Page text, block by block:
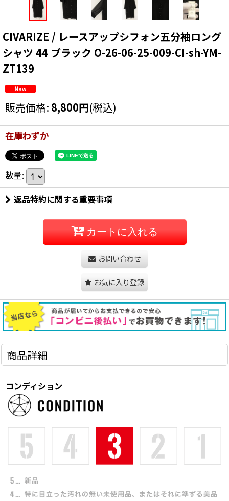
CIVARIZE / レースアップシフォン五分袖ロング
シャツ 44 ブラック O-26-06-25-009-CI-sh-YM-
ZT139
販売価格: 8,800円(税込)
在庫わずか
数量:
返品特約に関する重要事項
カートに入れる
お問い合わせ
お気に入り登録
商品詳細
コンディション